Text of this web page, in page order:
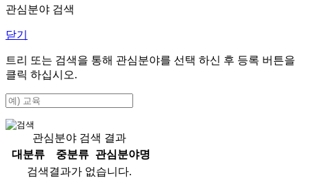
관심분야 검색
닫기
트리 또는 검색을 통해 관심분야를 선택 하신 후 등록 버튼을
클릭 하십시오.
관심분야 검색 결과
대분류
중분류
관심분야명
검색결과가 없습니다.